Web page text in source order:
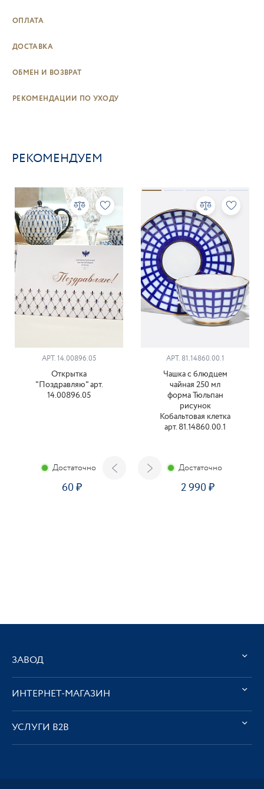
ОПЛАТА
ДОСТАВКА
ОБМЕН И ВОЗВРАТ
РЕКОМЕНДАЦИИ ПО УХОДУ
РЕКОМЕНДУЕМ
АРТ. 14.00896.05
Открытка
"Поздравляю" арт.
14.00896.05
Достаточно
60
АРТ. 81.14860.00.1
Чашка с блюдцем
чайная 250 мл
форма Тюльпан
рисунок
Кобальтовая клетка
арт. 81.14860.00.1
Достаточно
2 990
ЗАВОД
ИНТЕРНЕТ-МАГАЗИН
УСЛУГИ В2В